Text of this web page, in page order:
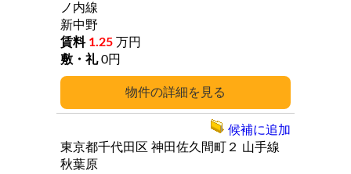
詳細
ノ内線
新中野
1.25 万円
0円
東京都千代田区 神田佐久間町２ 山手線
秋葉原
候補に追加